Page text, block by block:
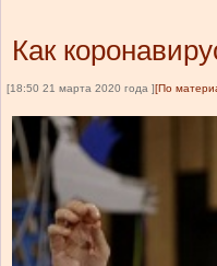
Как
[18:50 21 марта 2020 года ] [По